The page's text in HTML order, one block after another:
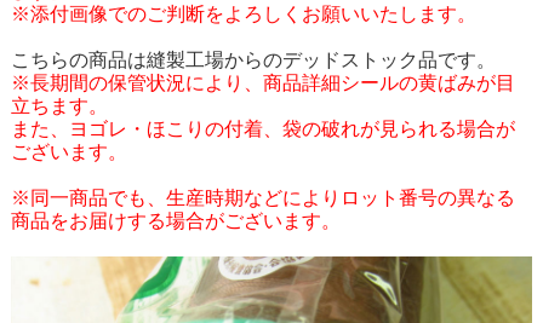
※添付画像でのご判断をよろしくお願いいたします。
こちらの商品は縫製工場からのデッドストック品です。
※長期間の保管状況により、商品詳細シールの黄ばみが目
立ちます。
また、ヨゴレ・ほこりの付着、袋の破れが見られる場合が
ございます。
※同一商品でも、生産時期などによりロット番号の異なる
商品をお届けする場合がございます。